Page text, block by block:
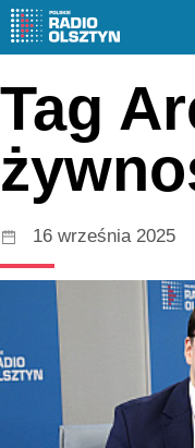
Tag
16 września 2025